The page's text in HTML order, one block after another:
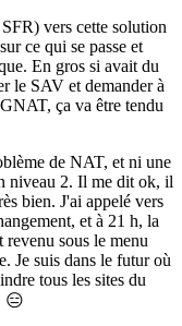
vers cette solution
ce qui se passe et
En gros si avait du
le SAV et demander à
ça va être tendu
de NAT, et ni une
niveau 2. Il me dit ok, il
bien. J'ai appelé vers
et à 21 h, la
revenu sous le menu
Je suis dans le futur où
tous les sites du
😑